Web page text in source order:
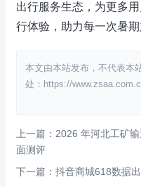
出行服务生态，为更多
行体验，助力每一次暑期
本文由本站发布，不代表本
处：https://
上一篇：2026 年河北工矿
面测评
下一篇：抖音商城618数据